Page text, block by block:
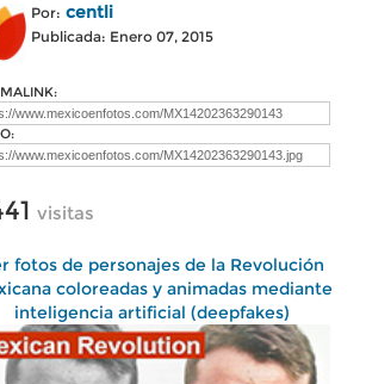
Por: centli
Publicada: Enero 07, 2015
visitas
fotos de personajes de la Revolución
coloreadas y animadas mediante
inteligencia artificial (deepfakes)